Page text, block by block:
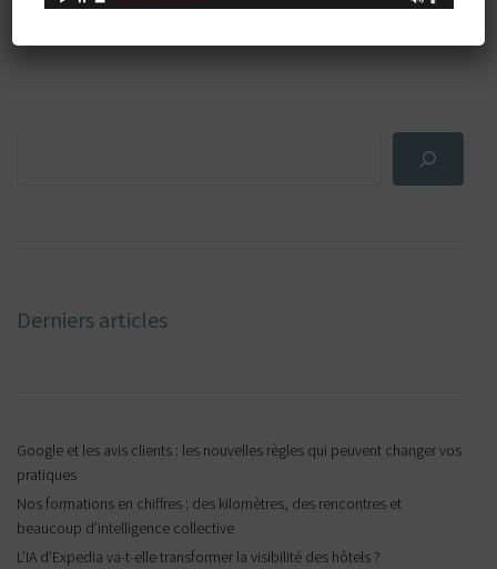
Rechercher par mot-clé
Derniers articles
Google et les avis clients : les nouvelles règles qui peuvent changer vos
pratiques
Nos formations en chiffres : des kilomètres, des rencontres et
beaucoup d’intelligence collective
L’IA d’Expedia va-t-elle transformer la visibilité des hôtels ?